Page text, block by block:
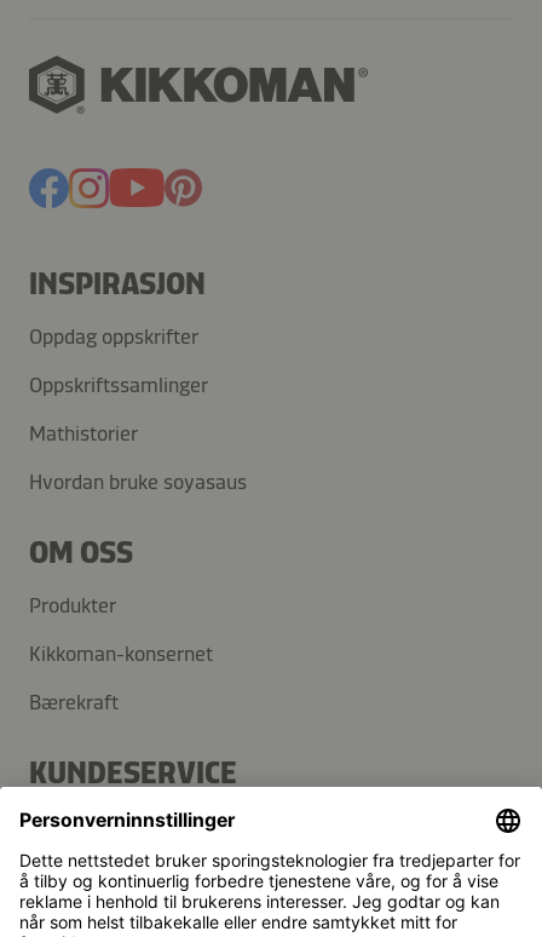
INSPIRASJON
Oppdag oppskrifter
Oppskriftssamlinger
Mathistorier
Hvordan bruke soyasaus
OM OSS
Produkter
Kikkoman-konsernet
Bærekraft
KUNDESERVICE
Vanlige spørsmål
Kontakt
Nyhetsbrev